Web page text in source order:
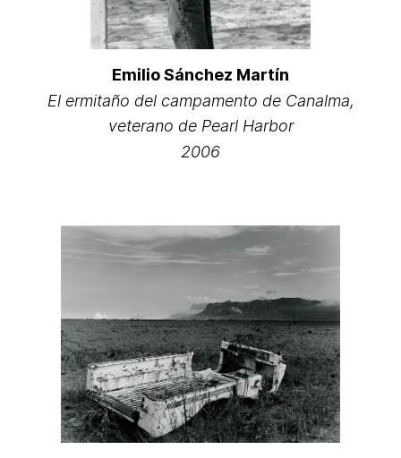
Emilio Sánchez Martín
El ermitaño del campamento de Canalma,
veterano de Pearl Harbor
2006